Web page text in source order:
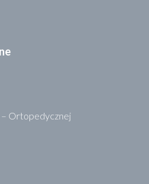
– Ortopedycznej